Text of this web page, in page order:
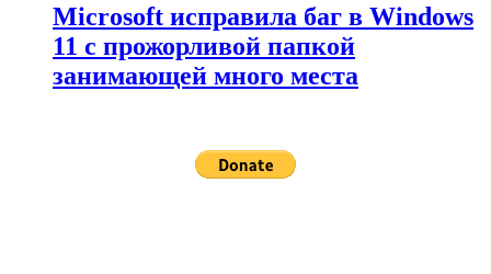
Microsoft исправила баг в Windows
11 с прожорливой папкой
занимающей много места